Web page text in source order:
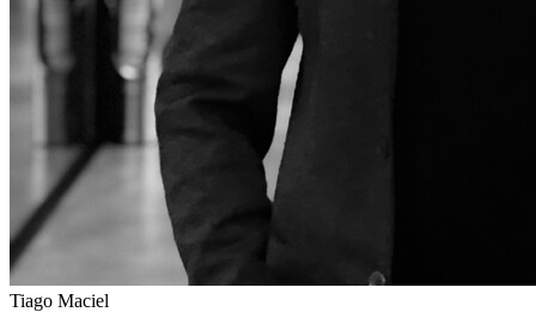
Tiago Maciel